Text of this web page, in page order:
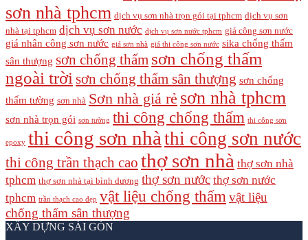
sơn nhà tphcm dịch vụ sơn nhà trọn gói tại tphcm dịch vụ sơn
nhà tại tphcm dịch vụ sơn nước dịch vụ sơn nước tphcm giá công sơn nước
giá nhân công sơn nước giá sơn nhà giá thi công sơn nước sika chống thấm
sân thượng sơn chống thấm sơn chống thấm
ngoài trời sơn chống thấm sân thượng sơn chống
thấm tường sơn nhà Sơn nhà giá rẻ sơn nhà tphcm
sơn nhà trọn gói sơn tường thi công chống thấm thi công sơn
epoxy thi công sơn nhà thi công sơn nước
thi công trần thạch cao thợ sơn nhà thợ sơn nhà
tphcm thợ sơn nhà tại bình dương thợ sơn nước thợ sơn nước
tphcm trần thạch cao đẹp vật liệu chống thấm vật liệu
chống thấm sân thượng
XÂY DỰNG SÀI GÒN